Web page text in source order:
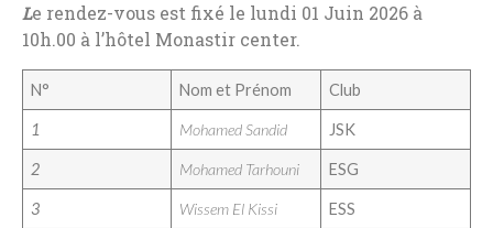
Le rendez-vous est fixé le lundi 01 Juin 2026 à
10h.00 à l’hôtel Monastir center.
N° Nom et Prénom Club
1 Mohamed Sandid JSK
2 Mohamed Tarhouni ESG
3 Wissem El Kissi ESS